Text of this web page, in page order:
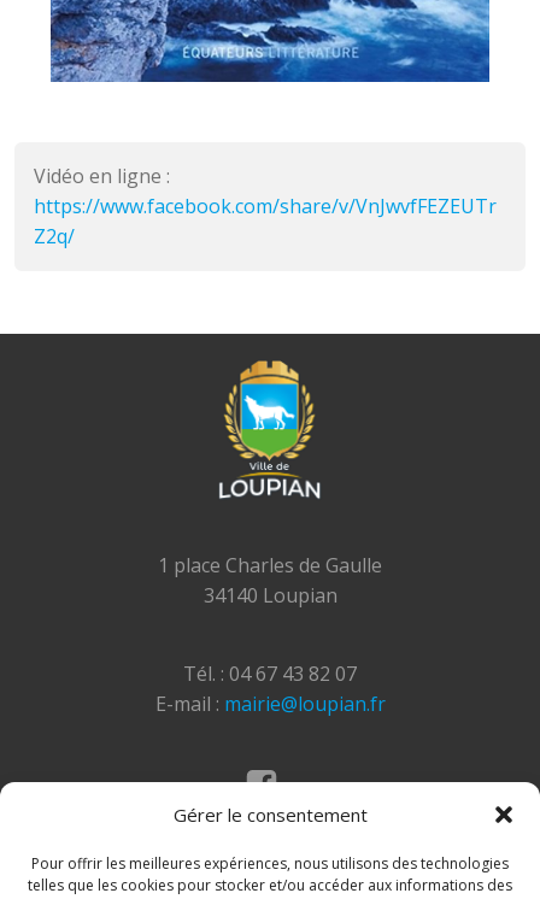
Gérer le consentement
Pour offrir les meilleures expériences, nous utilisons des technologies
telles que les cookies pour stocker et/ou accéder aux informations des
Vidéo en ligne :
https://www.facebook.com/share/v/VnJwvfFEZEUTr
Z2q/
1 place Charles de Gaulle
34140 Loupian
Tél. : 04 67 43 82 07
E-mail : mairie@loupian.fr